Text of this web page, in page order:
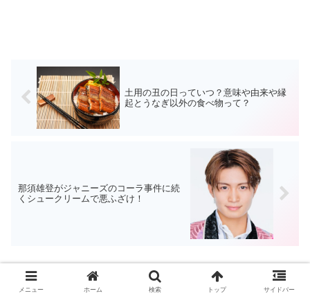
土用の丑の日っていつ？意味や由来や縁
起とうなぎ以外の食べ物って？
那須雄登がジャニーズのコーラ事件に続
くシュークリームで悪ふざけ！
ホーム 生活
メニュー ホーム 検索 トップ サイドバー